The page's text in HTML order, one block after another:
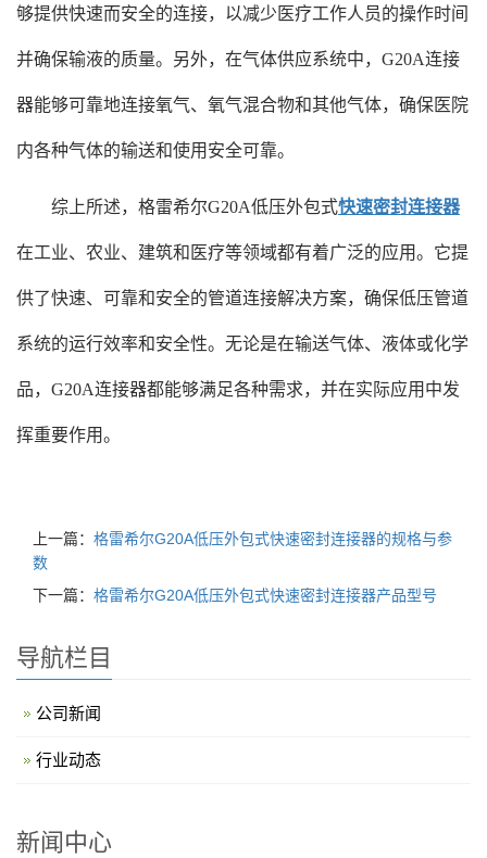
够提供快速而安全的连接，以减少医疗工作人员的操作时间
并确保输液的质量。另外，在气体供应系统中，G20A连接
器能够可靠地连接氧气、氧气混合物和其他气体，确保医院
内各种气体的输送和使用安全可靠。
综上所述，格雷希尔G20A低压外包式快速密封连接器
在工业、农业、建筑和医疗等领域都有着广泛的应用。它提
供了快速、可靠和安全的管道连接解决方案，确保低压管道
系统的运行效率和安全性。无论是在输送气体、液体或化学
品，G20A连接器都能够满足各种需求，并在实际应用中发
挥重要作用。
上一篇： 格雷希尔G20A低压外包式快速密封连接器的规格与参
数
下一篇： 格雷希尔G20A低压外包式快速密封连接器产品型号
导航栏目
公司新闻
行业动态
新闻中心